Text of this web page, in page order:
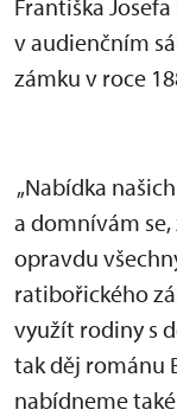
Františka
v audienčním
zámku v roce
„Nabídka
a domnívám
opravdu
ratibořického
využít rodiny s
tak děj románu
nabídneme